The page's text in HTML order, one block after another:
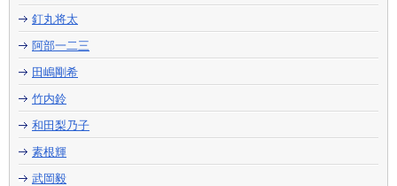
釘丸将太
阿部一二三
田嶋剛希
竹内鈴
和田梨乃子
素根輝
武岡毅